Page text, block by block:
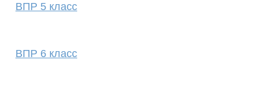
ВПР 5 класс
ВПР 6 класс